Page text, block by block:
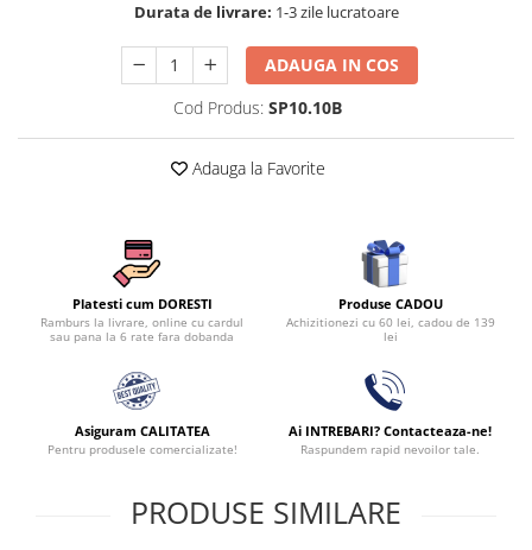
Durata de livrare: 1-3 zile lucratoare
ADAUGA IN COS
Cod Produs: SP10.10B
Adauga la Favorite
Platesti cum DORESTI
Ramburs la livrare, online cu cardul
sau pana la 6 rate fara dobanda
Produse CADOU
Achizitionezi cu 60 lei, cadou de 139
lei
Asiguram CALITATEA
Pentru produsele comercializate!
Ai INTREBARI? Contacteaza-ne!
Raspundem rapid nevoilor tale.
PRODUSE SIMILARE